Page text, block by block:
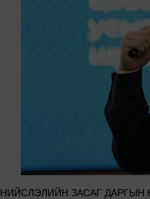
НИЙСЛЭЛИЙН ЗАСАГ ДАРГЫН